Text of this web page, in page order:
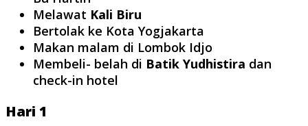
Melawat Kali Biru
Bertolak ke Kota Yogjakarta
Makan malam di Lombok Idjo
Membeli- belah di Batik Yudhistira dan
check-in hotel
Hari 1